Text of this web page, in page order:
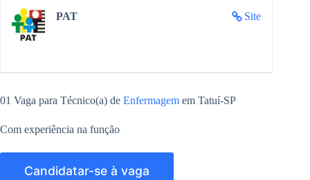
Site
PAT
01 Vaga para Técnico(a) de Enfermagem em Tatuí-SP
Com experiência na função